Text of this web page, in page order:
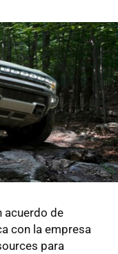
acuerdo de
con la empresa
para